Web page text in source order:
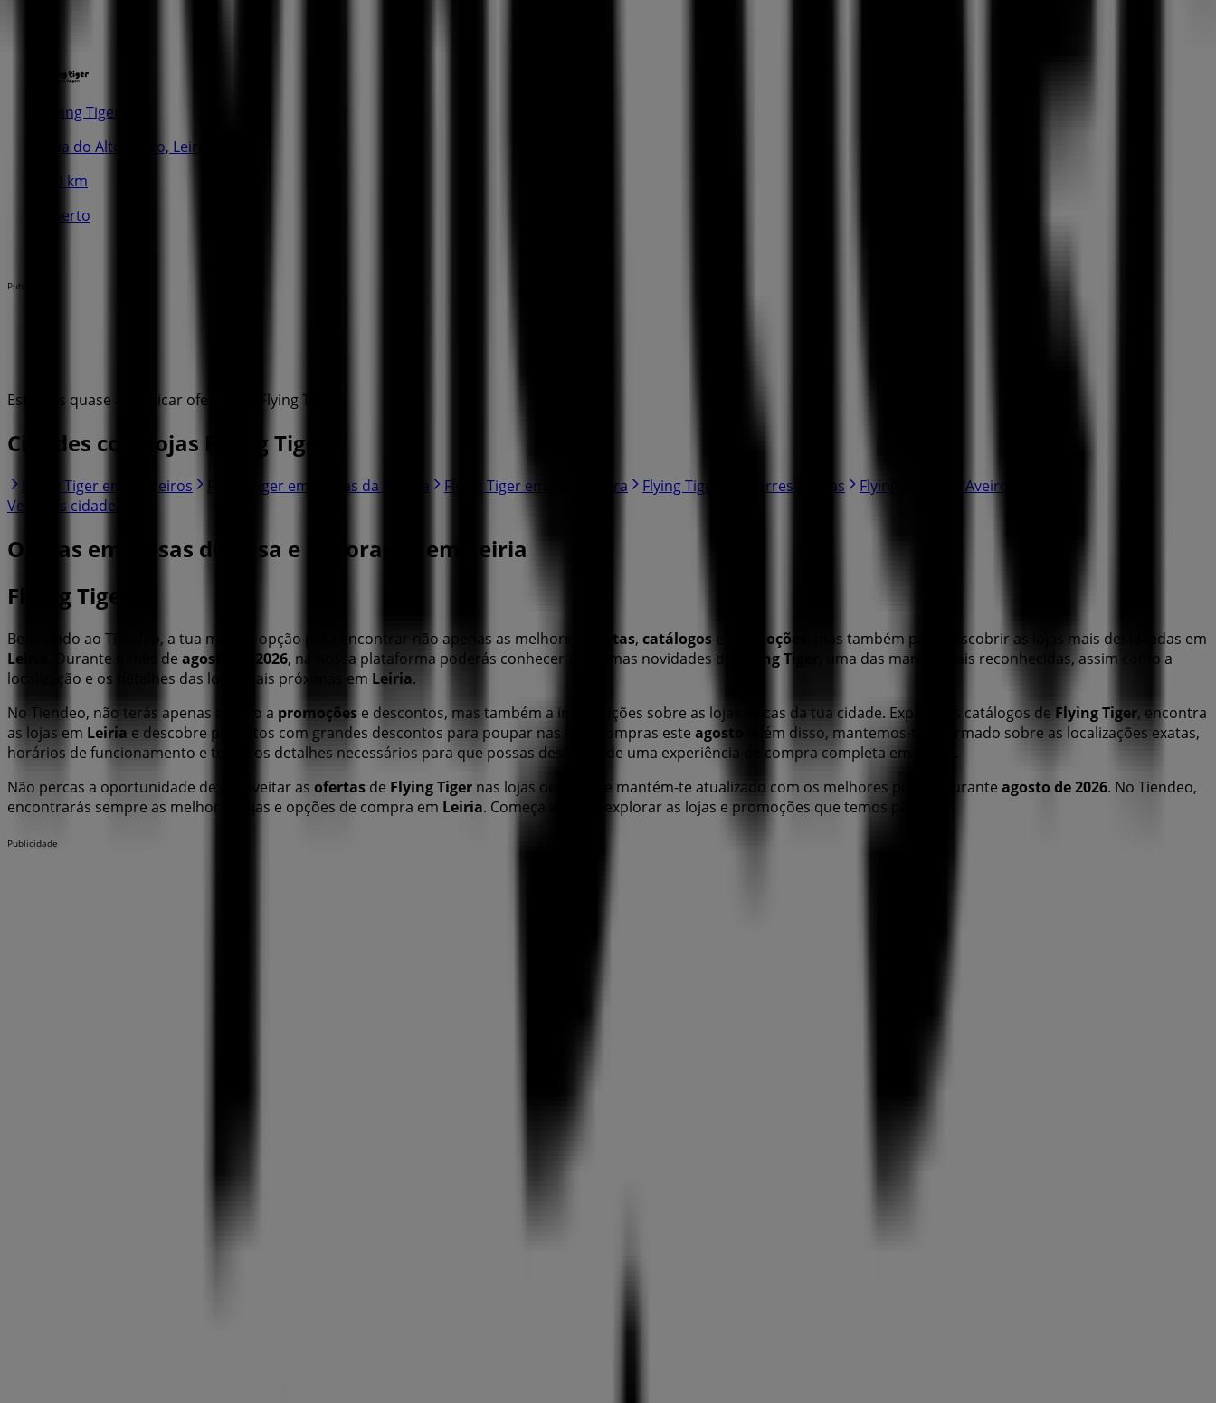
Flying Tiger
Rua do Alto Vieiro, Leiria
2.3 km
Aberto
Publicidade
Estamos quase a publicar ofertas de Flying Tiger
Cidades com lojas Flying Tiger
Flying Tiger em Parceiros Flying Tiger em Caldas da Rainha Flying Tiger em Santa Clara Flying Tiger em Torres Vedras
Flying Tiger em Aveiro
Ver mais cidades
Outras empresas de Casa e Decoração em Leiria
Flying Tiger
Bem-vindo ao Tiendeo, a tua melhor opção para encontrar não apenas as melhores ofertas, catálogos e promoções
, mas também para descobrir as lojas mais destacadas em
Leiria
. Durante o mês de agosto de 2026, na nossa plataforma poderás conhecer as últimas novidades de Flying Tiger
, uma das marcas mais reconhecidas, assim como a
localização e os detalhes das lojas mais próximas em Leiria.
No Tiendeo, não terás apenas acesso a promoções e descontos, mas também a informações sobre as lojas físicas da tua cidade. Explora os catálogos de Flying Tiger, encontra
as lojas em Leiria e descobre produtos com grandes descontos para poupar nas tuas compras este agosto
. Além disso, mantemos-te informado sobre as localizações exatas,
horários de funcionamento e todos os detalhes necessários para que possas desfrutar de uma experiência de compra completa em
Não percas a oportunidade de aproveitar as ofertas de Flying Tiger nas lojas de e mantém-te atualizado com os melhores preços durante agosto de 2026. No Tiendeo,
encontrarás sempre as melhores lojas e opções de compra em Leiria. Começa agora a explorar as lojas e promoções que temos para ti!
Publicidade